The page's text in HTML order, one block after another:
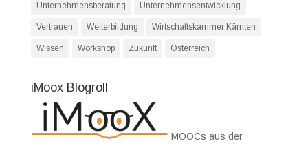
Unternehmensberatung Unternehmensentwicklung
Vertrauen Weiterbildung Wirtschaftskammer Kärnten
Wissen Workshop Zukunft Österreich
iMoox Blogroll
MOOCs aus der